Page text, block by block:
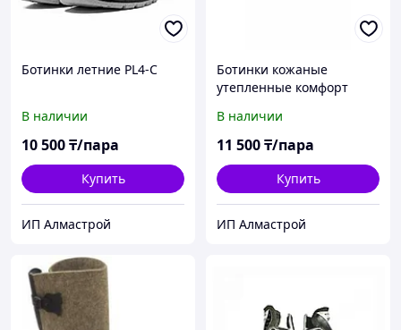
Ботинки летние PL4-C
В наличии
10 500₸/пара
Купить
ИП Алмастрой
Ботинки кожаные
утепленные комфорт
В наличии
11 500₸/пара
Купить
ИП Алмастрой